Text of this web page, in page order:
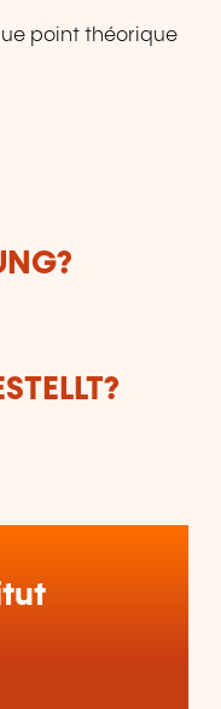
point théorique